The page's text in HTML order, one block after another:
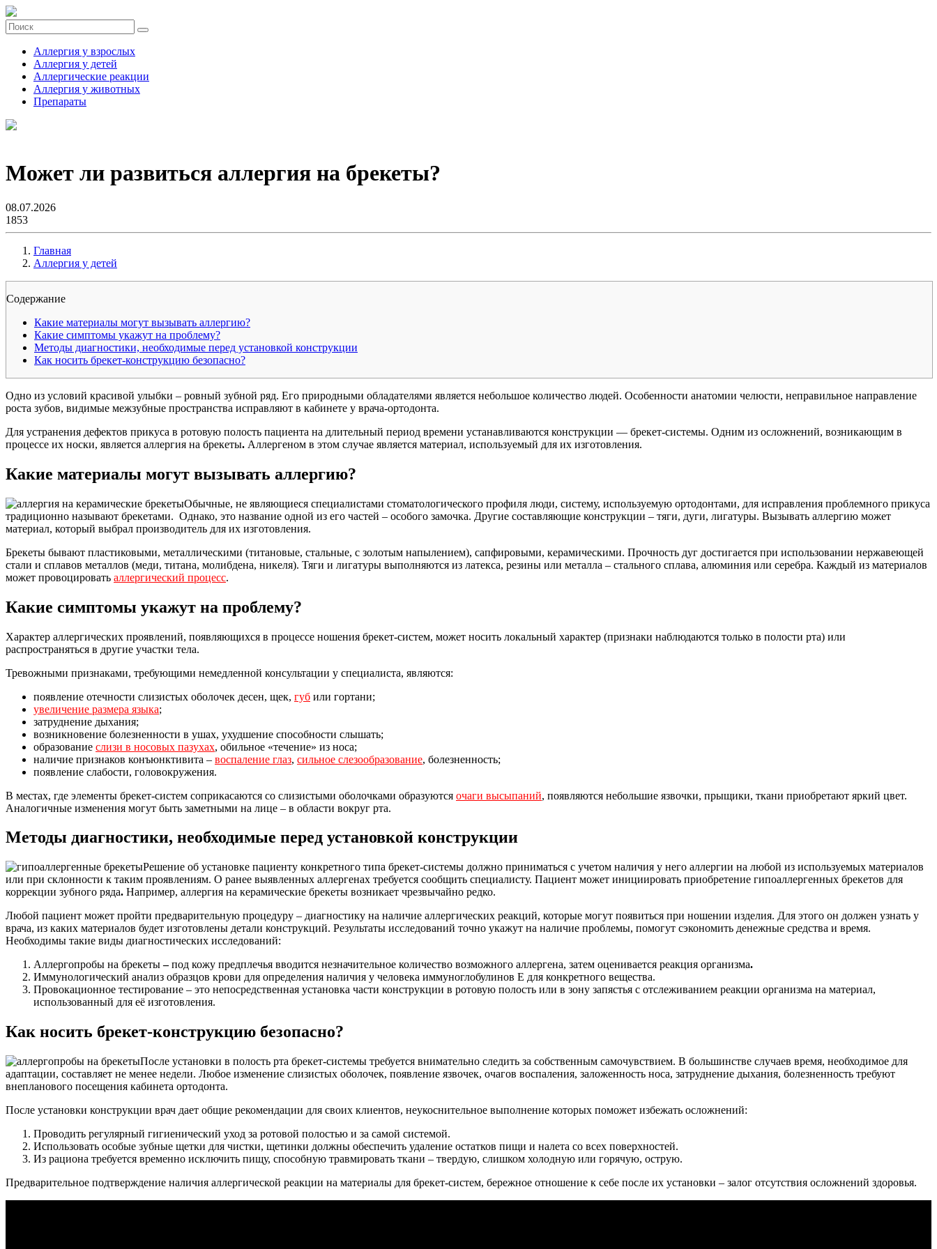
Аллергия у взрослых
Аллергия у детей
Аллергические реакции
Аллергия у животных
Препараты
Может ли развиться аллергия на брекеты?
08.07.2026
1853
Главная
Аллергия у детей
Содержание
Какие материалы могут вызывать аллергию?
Какие симптомы укажут на проблему?
Методы диагностики, необходимые перед установкой конструкции
Как носить брекет-конструкцию безопасно?
Одно из условий красивой улыбки – ровный зубной ряд. Его природными обладателями является небольшое количество людей. Особенности анатомии челюсти, неправильное направление
роста зубов, видимые межзубные пространства исправляют в кабинете у врача-ортодонта.
Для устранения дефектов прикуса в ротовую полость пациента на длительный период времени устанавливаются конструкции — брекет-системы. Одним из осложнений, возникающим в
процессе их носки, является аллергия на брекеты. Аллергеном в этом случае является материал, используемый для их изготовления.
Какие материалы могут вызывать аллергию?
Обычные, не являющиеся специалистами стоматологического профиля люди, систему, используемую ортодонтами, для исправления проблемного прикуса
традиционно называют брекетами. Однако, это название одной из его частей – особого замочка. Другие составляющие конструкции – тяги, дуги, лигатуры. Вызывать аллергию может
материал, который выбрал производитель для их изготовления.
Брекеты бывают пластиковыми, металлическими (титановые, стальные, с золотым напылением), сапфировыми, керамическими. Прочность дуг достигается при использовании нержавеющей
стали и сплавов металлов (меди, титана, молибдена, никеля). Тяги и лигатуры выполняются из латекса, резины или металла – стального сплава, алюминия или серебра. Каждый из материалов
может провоцировать аллергический процесс.
Какие симптомы укажут на проблему?
Характер аллергических проявлений, появляющихся в процессе ношения брекет-систем, может носить локальный характер (признаки наблюдаются только в полости рта) или
распространяться в другие участки тела.
Тревожными признаками, требующими немедленной консультации у специалиста, являются:
появление отечности слизистых оболочек десен, щек, губ или гортани;
увеличение размера языка;
затруднение дыхания;
возникновение болезненности в ушах, ухудшение способности слышать;
образование слизи в носовых пазухах, обильное «течение» из носа;
наличие признаков конъюнктивита – воспаление глаз, сильное слезообразование, болезненность;
появление слабости, головокружения.
В местах, где элементы брекет-систем соприкасаются со слизистыми оболочками образуются очаги высыпаний, появляются небольшие язвочки, прыщики, ткани приобретают яркий цвет.
Аналогичные изменения могут быть заметными на лице – в области вокруг рта.
Методы диагностики, необходимые перед установкой конструкции
Решение об установке пациенту конкретного типа брекет-системы должно приниматься с учетом наличия у него аллергии на любой из используемых материалов
или при склонности к таким проявлениям. О ранее выявленных аллергенах требуется сообщить специалисту. Пациент может инициировать приобретение гипоаллергенных брекетов для
коррекции зубного ряда. Например, аллергия на керамические брекеты возникает чрезвычайно редко.
Любой пациент может пройти предварительную процедуру – диагностику на наличие аллергических реакций, которые могут появиться при ношении изделия. Для этого он должен узнать у
врача, из каких материалов будет изготовлены детали конструкций. Результаты исследований точно укажут на наличие проблемы, помогут сэкономить денежные средства и время.
Необходимы такие виды диагностических исследований:
Аллергопробы на брекеты–под кожу предплечья вводится незначительное количество возможного аллергена, затем оценивается реакция организма.
Иммунологический анализ образцов крови для определения наличия у человека иммуноглобулинов Е для конкретного вещества.
Провокационное тестирование – это непосредственная установка части конструкции в ротовую полость или в зону запястья с отслеживанием реакции организма на материал,
использованный для её изготовления.
Как носить брекет-конструкцию безопасно?
После установки в полость рта брекет-системы требуется внимательно следить за собственным самочувствием. В большинстве случаев время, необходимое для
адаптации, составляет не менее недели. Любое изменение слизистых оболочек, появление язвочек, очагов воспаления, заложенность носа, затруднение дыхания, болезненность требуют
внепланового посещения кабинета ортодонта.
После установки конструкции врач дает общие рекомендации для своих клиентов, неукоснительное выполнение которых поможет избежать осложнений:
Проводить регулярный гигиенический уход за ротовой полостью и за самой системой.
Использовать особые зубные щетки для чистки, щетинки должны обеспечить удаление остатков пищи и налета со всех поверхностей.
Из рациона требуется временно исключить пищу, способную травмировать ткани – твердую, слишком холодную или горячую, острую.
Предварительное подтверждение наличия аллергической реакции на материалы для брекет-систем, бережное отношение к себе после их установки – залог отсутствия осложнений здоровья.